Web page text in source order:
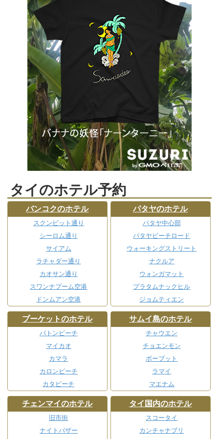
タイのホテル予約
バンコクのホテル
スクンビット通り
シーロム通り
サイアム
ラチャダー通り
カオサン通り
スワンナプーム空港
ドンムアン空港
パタヤのホテル
パタヤ中心部
パタヤビーチロード
ウォーキングストリート
ナクルア
ウォンガマット
プラタムナックヒル
ジョムティエン
プーケットのホテル
パトンビーチ
マイカオ
カマラ
カロンビーチ
カタビーチ
サムイ島のホテル
チャウエン
チョエンモン
ボープット
ラマイ
マエナム
チェンマイのホテル
旧市街
ナイトバザー
タイ国内のホテル
スコータイ
カンチャナブリ